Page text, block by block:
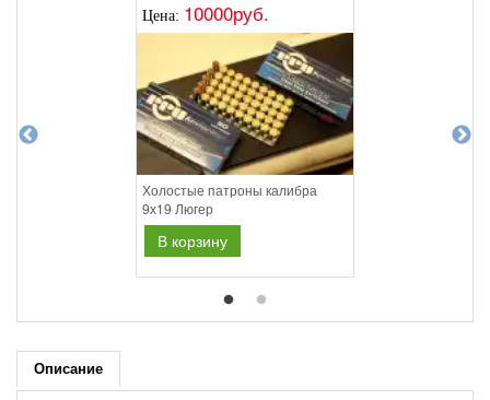
Цена: 10000руб.
Холостые патроны калибра
9х19 Люгер
В корзину
Описание